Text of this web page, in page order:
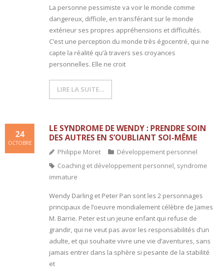
La personne pessimiste va voir le monde comme
dangereux, difficile, en transférant sur le monde
extérieur ses propres appréhensions et difficultés.
C’est une perception du monde très égocentré, qui ne
capte la réalité qu’à travers ses croyances
personnelles. Elle ne croit
LIRE LA SUITE…
LE SYNDROME DE WENDY : PRENDRE SOIN
DES AUTRES EN S’OUBLIANT SOI-MÊME
24
OCTOBRE
Philippe Moret
Développement personnel
Coaching et développement personnel, syndrome
immature
Wendy Darling et Peter Pan sont les 2 personnages
principaux de l’oeuvre mondialement célèbre de James
M. Barrie. Peter est un jeune enfant qui refuse de
grandir, qui ne veut pas avoir les responsabilités d’un
adulte, et qui souhaite vivre une vie d’aventures, sans
jamais entrer dans la sphère si pesante de la stabilité
et